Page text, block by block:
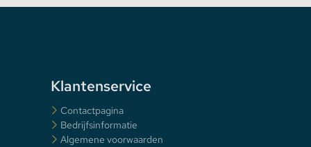
Klantenservice
Contactpagina
Bedrijfsinformatie
Algemene voorwaarden